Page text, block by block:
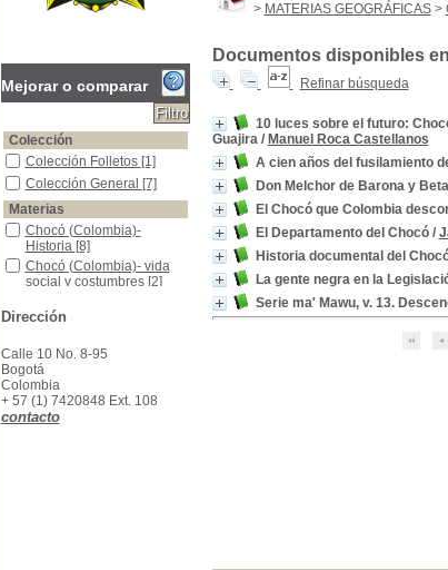
> MATERIAS GEOGRÁFICAS>
Documentos disponibles
Refinar búsqueda
10 luces sobre el futuro:
Guajira/ Manuel Roca Castellanos
A cien años del fusilamiento
Don Melchor de Barona y
El Chocó que Colombia
El Departamento del Chocó/
Historia documental del
La gente negra en la
Serie ma' Mawu, v. 13.
Mejorar o comparar
Colección
Colección Folletos
Colección Folletos [1]
Colección General
Colección General [7]
Materias
Chocó (Colombia)- Historia
Chocó (Colombia)-
Historia [8]
Chocó (Colombia)- vida social y costumbres
Chocó (Colombia)- vida
social y costumbres [2]
Afrocolombianos--Historia--Caribe (Región)
Historia--Caribe (Región)
Colombia -Guías descriptivas
Colombia -Guías
descriptivas
Colombia--Historia
Colombia--Historia
Esclavitud -Colombia
Esclavitud -Colombia
Dirección
Calle 10 No. 8-95
Bogotá
Colombia
+ 57 (1) 7420848 Ext. 108
contacto